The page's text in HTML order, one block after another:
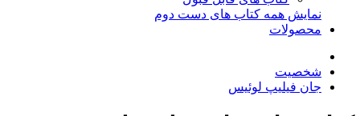
نمایش همه کتاب های دست دوم
محصولات
شخصیت
جان فیلیپ لوئیس